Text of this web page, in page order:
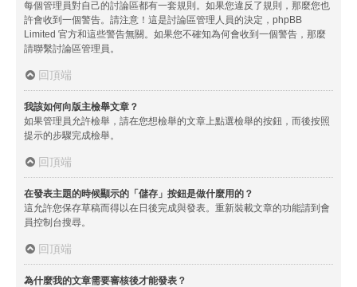
每個管理員對自己的討論區都有一套規則。如果您違反了規則，那麼您也
許會收到一個警告。請注意！這是討論區管理人員的決定，phpBB
Limited 官方和這些警告無關。如果您不確知為何會收到一個警告，那麼
請聯繫討論區管理員。
回頂端
我該如何向版主檢舉文章？
如果管理員允許檢舉，請在您想檢舉的文章上點選檢舉的按鈕，而後按照
提示的步驟完成檢舉。
回頂端
在發表主題的時候顯示的「儲存」按鈕是做什麼用的？
這允許您保存草稿而得以在日後完成與發表。重新裝載文章的功能請到會
員控制台搜尋。
回頂端
為什麼我的文章需要審核後才能發表？